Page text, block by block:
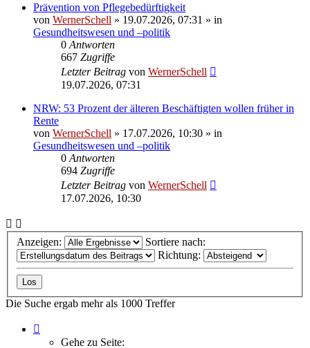
Prävention von Pflegebedürftigkeit
von WernerSchell » 19.07.2026, 07:31 » in
Gesundheitswesen und –politik
0 Antworten
667 Zugriffe
Letzter Beitrag von WernerSchell
19.07.2026, 07:31
NRW: 53 Prozent der älteren Beschäftigten wollen früher in
Rente
von WernerSchell » 17.07.2026, 10:30 » in
Gesundheitswesen und –politik
0 Antworten
694 Zugriffe
Letzter Beitrag von WernerSchell
17.07.2026, 10:30
Anzeigen:
Sortiere nach:
Richtung:
Die Suche ergab mehr als 1000 Treffer
Gehe zu Seite: